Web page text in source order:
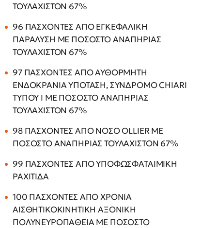
ΤΟΥΛΑΧΙΣΤΟΝ 67%
96 ΠΑΣΧΟΝΤΕΣ ΑΠΟ ΕΓΚΕΦΑΛΙΚΗ
ΠΑΡΑΛΥΣΗ ΜΕ ΠΟΣΟΣΤΟ ΑΝΑΠΗΡΙΑΣ
ΤΟΥΛΑΧΙΣΤΟΝ 67%
97 ΠΑΣΧΟΝΤΕΣ ΑΠΟ ΑΥΘΟΡΜΗΤΗ
ΕΝΔΟΚΡΑΝΙΑ ΥΠΟΤΑΣΗ, ΣΥΝΔΡΟΜΟ CHIARI
ΤΥΠΟΥ Ι ΜΕ ΠΟΣΟΣΤΟ ΑΝΑΠΗΡΙΑΣ
ΤΟΥΛΑΧΙΣΤΟΝ 67%
98 ΠΑΣΧΟΝΤΕΣ ΑΠΟ ΝΟΣΟ OLLIER ΜΕ
ΠΟΣΟΣΤΟ ΑΝΑΠΗΡΙΑΣ ΤΟΥΛΑΧΙΣΤΟΝ 67%
99 ΠΑΣΧΟΝΤΕΣ ΑΠΟ ΥΠΟΦΩΣΦΑΤΑΙΜΙΚΗ
ΡΑΧΙΤΙΔΑ
100 ΠΑΣΧΟΝΤΕΣ ΑΠΟ ΧΡΟΝΙΑ
ΑΙΣΘΗΤΙΚΟΚΙΝΗΤΙΚΗ ΑΞΟΝΙΚΗ
ΠΟΛΥΝΕΥΡΟΠΑΘΕΙΑ ΜΕ ΠΟΣΟΣΤΟ